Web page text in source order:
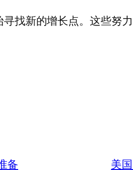
找新的增长点。这些努
备 美